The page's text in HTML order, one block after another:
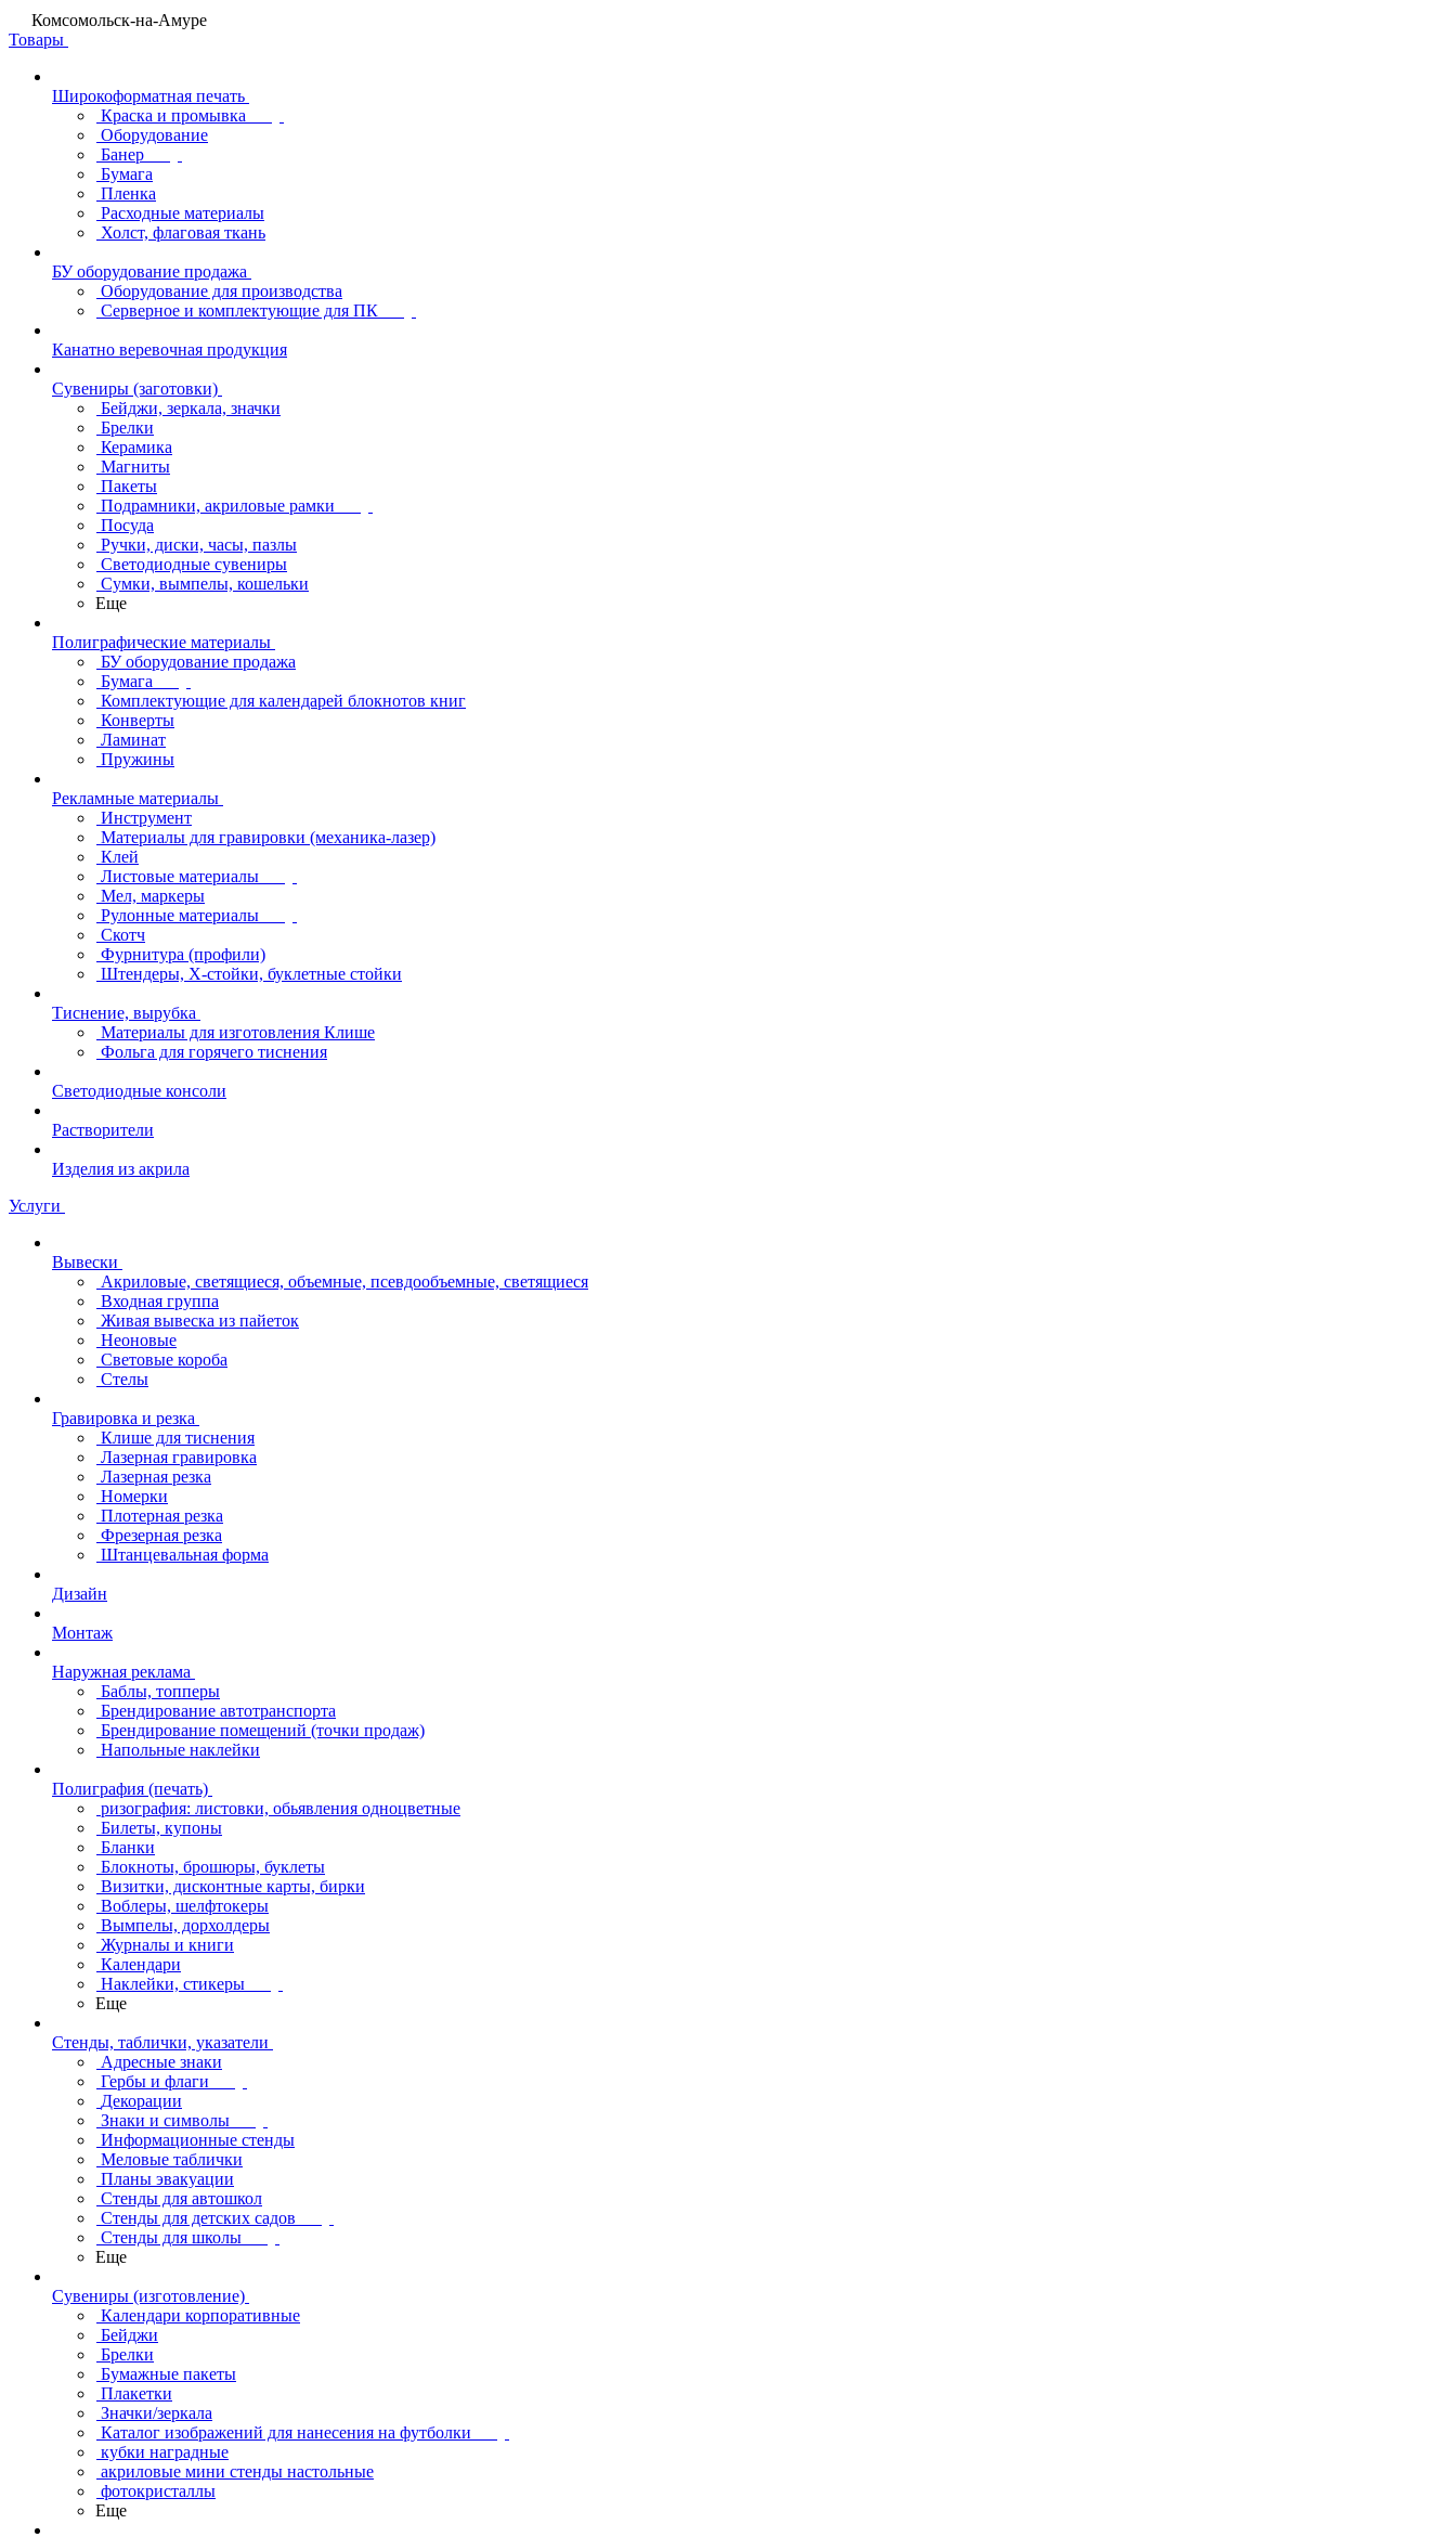
Комсомольск-на-Амуре
Товары
Широкоформатная печать
Краска и промывка
Оборудование
Банер
Бумага
Пленка
Расходные материалы
Холст, флаговая ткань
БУ оборудование продажа
Оборудование для производства
Серверное и комплектующие для ПК
Канатно веревочная продукция
Сувениры (заготовки)
Бейджи, зеркала, значки
Брелки
Керамика
Магниты
Пакеты
Подрамники, акриловые рамки
Посуда
Ручки, диски, часы, пазлы
Светодиодные сувениры
Сумки, вымпелы, кошельки
Еще
Полиграфические материалы
БУ оборудование продажа
Бумага
Комплектующие для календарей блокнотов книг
Конверты
Ламинат
Пружины
Рекламные материалы
Инструмент
Материалы для гравировки (механика-лазер)
Клей
Листовые материалы
Мел, маркеры
Рулонные материалы
Скотч
Фурнитура (профили)
Штендеры, Х-стойки, буклетные стойки
Тиснение, вырубка
Материалы для изготовления Клише
Фольга для горячего тиснения
Светодиодные консоли
Растворители
Изделия из акрила
Услуги
Вывески
Акриловые, светящиеся, объемные, псевдообъемные, светящиеся
Входная группа
Живая вывеска из пайеток
Неоновые
Световые короба
Стелы
Гравировка и резка
Клише для тиснения
Лазерная гравировка
Лазерная резка
Номерки
Плотерная резка
Фрезерная резка
Штанцевальная форма
Дизайн
Монтаж
Наружная реклама
Баблы, топперы
Брендирование автотранспорта
Брендирование помещений (точки продаж)
Напольные наклейки
Полиграфия (печать)
ризография: листовки, обьявления одноцветные
Билеты, купоны
Бланки
Блокноты, брошюры, буклеты
Визитки, дисконтные карты, бирки
Воблеры, шелфтокеры
Вымпелы, дорхолдеры
Журналы и книги
Календари
Наклейки, стикеры
Еще
Стенды, таблички, указатели
Адресные знаки
Гербы и флаги
Декорации
Знаки и символы
Информационные стенды
Меловые таблички
Планы эвакуации
Стенды для автошкол
Стенды для детских садов
Стенды для школы
Еще
Сувениры (изготовление)
Календари корпоративные
Бейджи
Брелки
Бумажные пакеты
Плакетки
Значки/зеркала
Каталог изображений для нанесения на футболки
кубки наградные
акриловые мини стенды настольные
фотокристаллы
Еще